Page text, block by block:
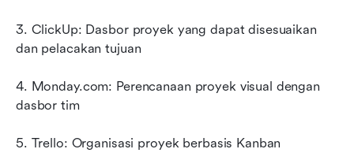
3. ClickUp: Dasbor proyek yang dapat disesuaikan
dan pelacakan tujuan
4. Monday.com: Perencanaan proyek visual dengan
dasbor tim
5. Trello: Organisasi proyek berbasis Kanban